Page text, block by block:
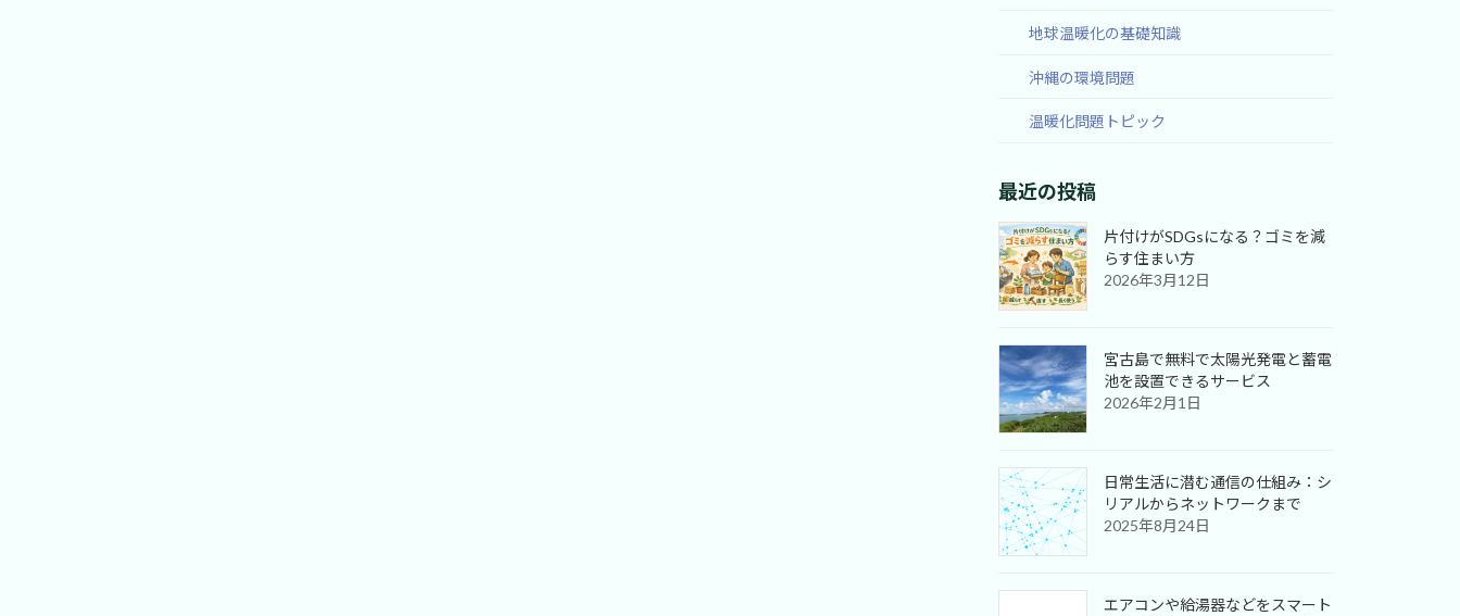
地球温暖化の基礎知識
沖縄の環境問題
温暖化問題トピック
最近の投稿
片付けがSDGsになる？ゴミを減
らす住まい方
2026年3月12日
宮古島で無料で太陽光発電と蓄電
池を設置できるサービス
2026年2月1日
日常生活に潜む通信の仕組み：シ
リアルからネットワークまで
2025年8月24日
エアコンや給湯器などをスマート